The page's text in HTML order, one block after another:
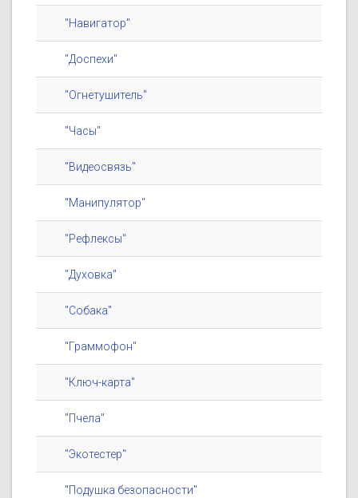
"Навигатор"
"Доспехи"
"Огнетушитель"
"Часы"
"Видеосвязь"
"Манипулятор"
"Рефлексы"
"Духовка"
"Собака"
"Граммофон"
"Ключ-карта"
"Пчела"
"Экотестер"
"Подушка безопасности"